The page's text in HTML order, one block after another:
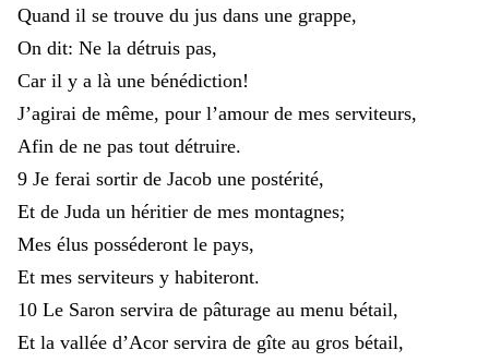
Quand il se trouve du jus dans une grappe,
On dit: Ne la détruis pas,
Car il y a là une bénédiction!
J’agirai de même, pour l’amour de mes serviteurs,
Afin de ne pas tout détruire.
9 Je ferai sortir de Jacob une postérité,
Et de Juda un héritier de mes montagnes;
Mes élus posséderont le pays,
Et mes serviteurs y habiteront.
10 Le Saron servira de pâturage au menu bétail,
Et la vallée d’Acor servira de gîte au gros bétail,